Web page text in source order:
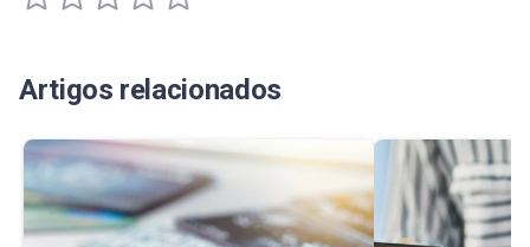
Artigos relacionados